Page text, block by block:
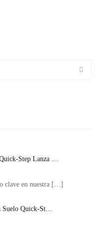
Step Lanza …
clave en nuestra […]
Suelo Quick-St…